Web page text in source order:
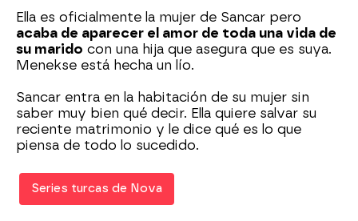
Ella es oficialmente la mujer de Sancar pero
acaba de aparecer el amor de toda una vida de
su marido con una hija que asegura que es suya.
Menekse está hecha un lío.
Sancar entra en la habitación de su mujer sin
saber muy bien qué decir. Ella quiere salvar su
reciente matrimonio y le dice qué es lo que
piensa de todo lo sucedido.
Series turcas de Nova